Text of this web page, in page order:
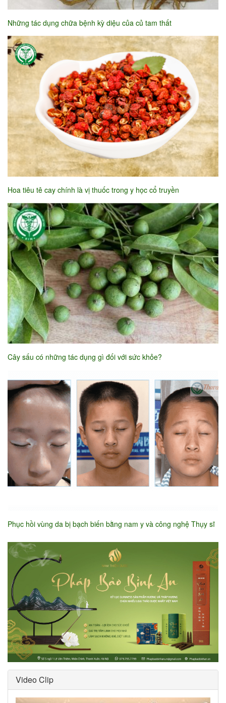
Những tác dụng chữa bệnh kỳ diệu của củ tam thất
Hoa tiêu tê cay chính là vị thuốc trong y học cổ truyền
Cây sấu có những tác dụng gì đối với sức khỏe?
Phục hồi vùng da bị bạch biến bằng nam y và công nghệ Thụy sĩ
Video Clip